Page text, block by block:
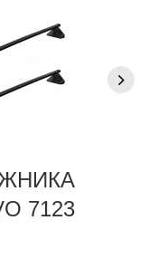
7123